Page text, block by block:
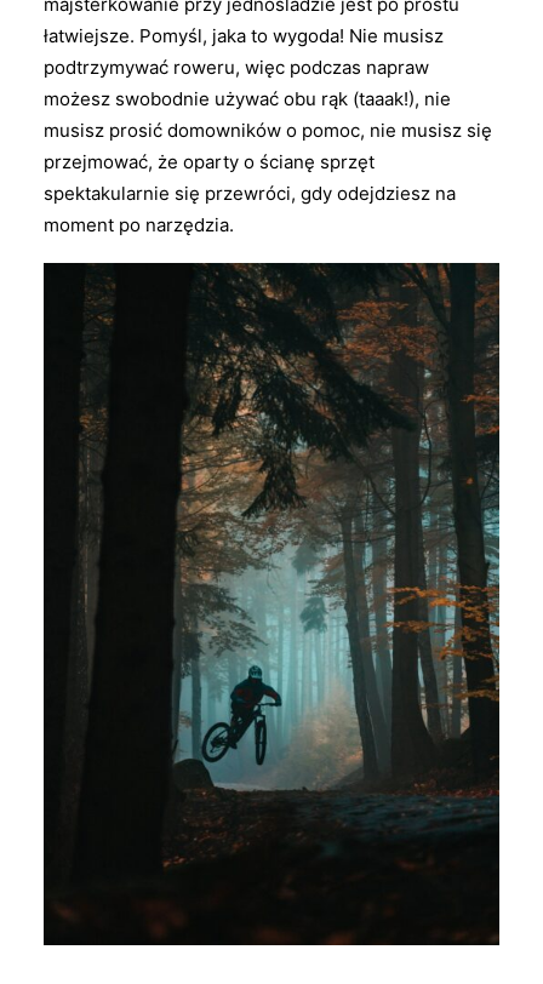
łatwiejsze. Pomyśl, jaka to wygoda! Nie musisz
podtrzymywać roweru, więc podczas napraw
możesz swobodnie używać obu rąk (taaak!), nie
musisz prosić domowników o pomoc, nie musisz się
przejmować, że oparty o ścianę sprzęt
spektakularnie się przewróci, gdy odejdziesz na
moment po narzędzia.